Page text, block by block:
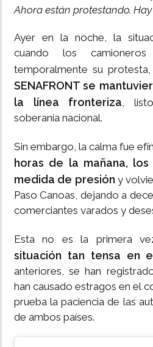
Ahora están protestando. Hay
Ayer en la noche, la
cuando los camioneros
temporalmente su protesta,
SENAFRONT se
la línea fronteriza,
soberanía nacional.
Sin embargo, la calma fue
horas de la mañana,
medida de presión y
Paso Canoas, dejando a
comerciantes varados y
Esta no es la primera
situación tan tensa en
anteriores, se han
han causado estragos en el
prueba la paciencia de las
de ambos países.